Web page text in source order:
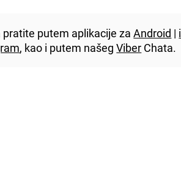
pratite putem aplikacije zaAndroid |
, kao i putem našegViber Chata.